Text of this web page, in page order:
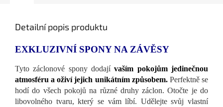
Detailní popis produktu
EXKLUZIVNÍ SPONY NA ZÁVĚSY
Tyto záclonové spony dodajívaším pokojům jedinečnou
atmosféru a oživí jejich unikátním způsobem.Perfektně se
hodí do všech pokojů na různé druhy záclon. Otočte je do
libovolného tvaru, který se vám líbí. Udělejte svůj vlastní